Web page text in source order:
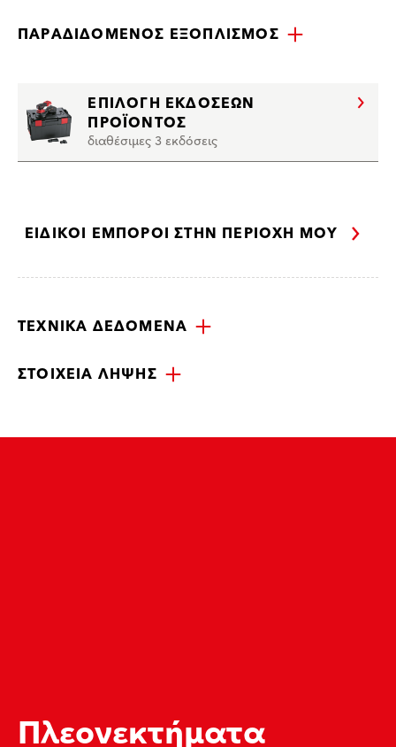
ΠΑΡΑΔΙΔΌΜΕΝΟΣ ΕΞΟΠΛΙΣΜΌΣ
ΕΠΙΛΟΓΉ ΕΚΔΌΣΕΩΝ
ΠΡΟΪΌΝΤΟΣ
διαθέσιμες 3 εκδόσεις
ΕΙΔΙΚΟΊ ΈΜΠΟΡΟΙ ΣΤΗΝ ΠΕΡΙΟΧΉ ΜΟΥ
ΤΕΧΝΙΚΆ ΔΕΔΟΜΈΝΑ
ΣΤΟΙΧΕΊΑ ΛΉΨΗΣ
Πλεονεκτήματα